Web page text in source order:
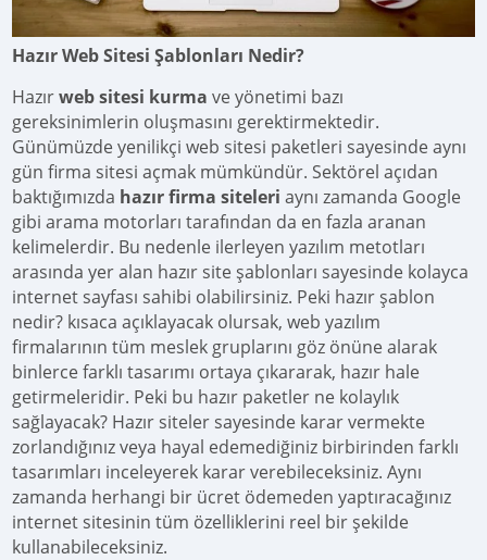
Hazır Web Sitesi Şablonları Nedir?
Hazırweb sitesi kurma ve yönetimi bazı
gereksinimlerin oluşmasını gerektirmektedir.
Günümüzde yenilikçi web sitesi paketleri sayesinde aynı
gün firma sitesi açmak mümkündür. Sektörel açıdan
baktığımızda hazır firma siteleri aynı zamanda Google
gibi arama motorları tarafından da en fazla aranan
kelimelerdir. Bu nedenle ilerleyen yazılım metotları
arasında yer alan hazır site şablonları sayesinde kolayca
internet sayfası sahibi olabilirsiniz. Peki hazır şablon
nedir? kısaca açıklayacak olursak, web yazılım
firmalarının tüm meslek gruplarını göz önüne alarak
binlerce farklı tasarımı ortaya çıkararak, hazır hale
getirmeleridir. Peki bu hazır paketler ne kolaylık
sağlayacak? Hazır siteler sayesinde karar vermekte
zorlandığınız veya hayal edemediğiniz birbirinden farklı
tasarımları inceleyerek karar verebileceksiniz. Aynı
zamanda herhangi bir ücret ödemeden yaptıracağınız
internet sitesinin tüm özelliklerini reel bir şekilde
kullanabileceksiniz.